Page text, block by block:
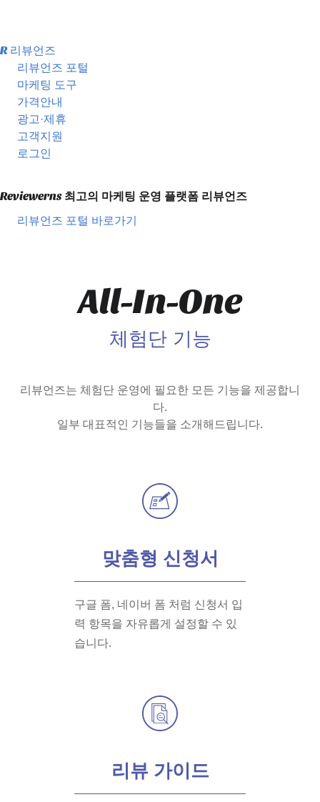
R 리뷰언즈
리뷰언즈 포털
마케팅 도구
가격안내
광고·제휴
고객지원
로그인
Reviewerns 최고의 마케팅 운영 플랫폼 리뷰언즈
리뷰언즈 포털 바로가기
All-In-One
체험단 기능
리뷰언즈는 체험단 운영에 필요한 모든 기능을 제공합니
다.
일부 대표적인 기능들을 소개해드립니다.
맞춤형 신청서
구글 폼, 네이버 폼 처럼 신청서 입
력 항목을 자유롭게 설정할 수 있
습니다.
리뷰 가이드